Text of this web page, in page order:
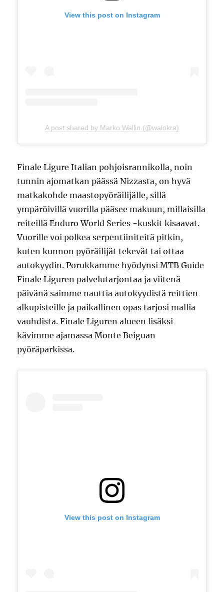
View this post on Instagram
A post shared by Marko Wallin (@walokra)
Finale Ligure Italian pohjoisrannikolla, noin
tunnin ajomatkan päässä Nizzasta, on hyvä
matkakohde maastopyöräilijälle, sillä
ympäröivillä vuorilla pääsee makuun, millaisilla
reiteillä Enduro World Series -kuskit kisaavat.
Vuorille voi polkea serpentiiniteitä pitkin,
kuten kunnon pyöräilijät tekevät tai ottaa
autokyydin. Porukkamme hyödynsi MTB Guide
Finale Liguren palvelutarjontaa ja viitenä
päivänä saimme nauttia autokyydistä reittien
alkupisteille ja paikallinen opas tarjosi mallia
vauhdista. Finale Liguren alueen lisäksi
kävimme ajamassa Monte Beiguan
pyöräparkissa.
View this post on Instagram